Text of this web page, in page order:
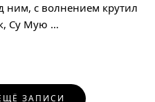
ним, с волнением крутил
Су Мую …
ЗАПИСИ